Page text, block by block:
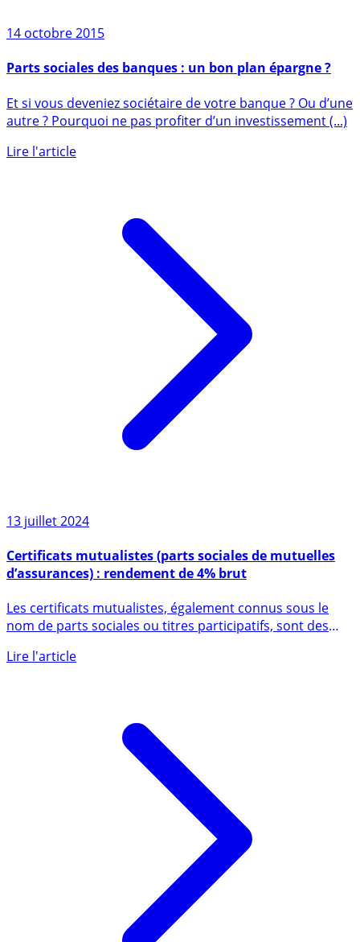
14 octobre 2015
Parts sociales des banques : un bon plan épargne ?
Et si vous deveniez sociétaire de votre banque ? Ou d’une
autre ? Pourquoi ne pas profiter d’un investissement (...)
13 juillet 2024
d’assurances) : rendement de 4% brut
nom de parts sociales ou titres participatifs, sont des